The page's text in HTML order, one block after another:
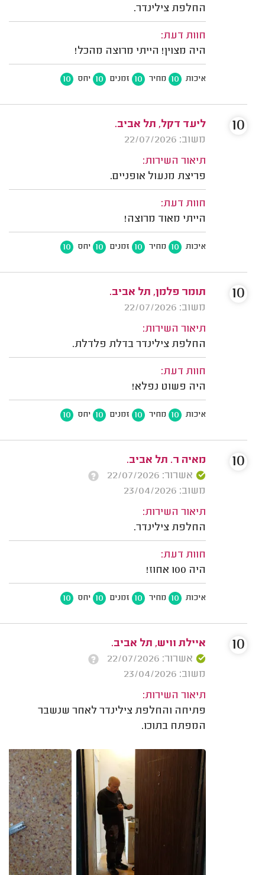
החלפת צילינדר.
חוות דעת:
היה מצוין! הייתי מרוצה מהכל!
איכות 10 מחיר 10 זמנים 10 יחס 10
ליעד דקל, תל אביב.
משוב: 22/07/2026
תיאור השירות:
פריצת מנעול אופניים.
חוות דעת:
הייתי מאוד מרוצה!
איכות 10 מחיר 10 זמנים 10 יחס 10
10
תומר פלמן, תל אביב.
משוב: 22/07/2026
תיאור השירות:
החלפת צילינדר בדלת פלדלת.
חוות דעת:
היה פשוט נפלא!
איכות 10 מחיר 10 זמנים 10 יחס 10
10
מאיה ר. תל אביב.
אשרור: 22/07/2026
משוב: 23/04/2026
תיאור השירות:
החלפת צילינדר.
חוות דעת:
היה 100 אחוז!
איכות 10 מחיר 10 זמנים 10 יחס 10
10
איילת וויש, תל אביב.
אשרור: 22/07/2026
משוב: 23/04/2026
תיאור השירות:
פתיחה והחלפת צילינדר לאחר שנשבר
המפתח בתוכו.
10